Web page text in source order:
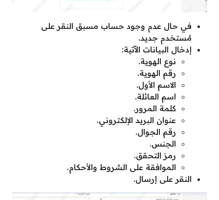
في حال عدم وجود حساب مسبق النقر على
مُستخدم جديد.
إدخال البيانات الآتية:
نوع الهوية.
رقم الهوية.
الاسم الأول.
اسم العائلة.
كلمة المرور.
عنوان البريد الإلكتروني.
رقم الجوال.
الجنس.
رمز التحقق.
الموافقة على الشروط والأحكام.
النقر على إرسال.